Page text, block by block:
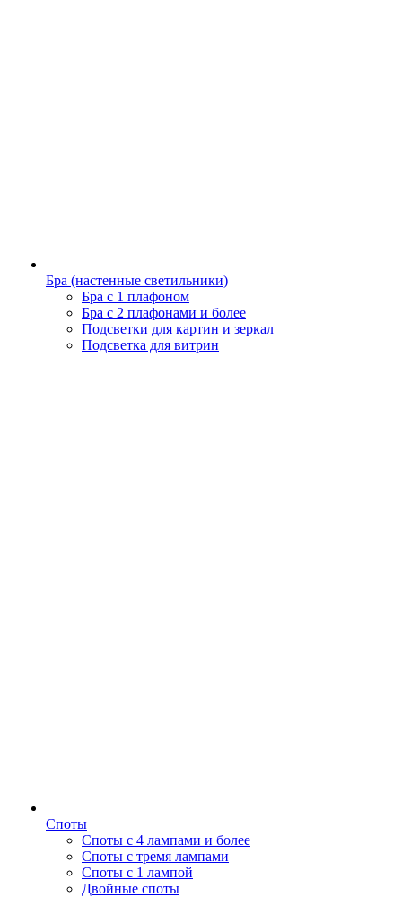
Бра (настенные светильники)
Бра с 1 плафоном
Бра с 2 плафонами и более
Подсветки для картин и зеркал
Подсветка для витрин
Споты
Споты с 4 лампами и более
Споты с тремя лампами
Споты с 1 лампой
Двойные споты